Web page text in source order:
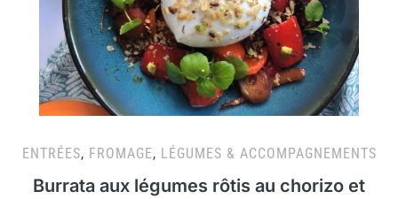
ENTRÉES, FROMAGE, LÉGUMES & ACCOMPAGNEMENTS
Burrata aux légumes rôtis au chorizo et